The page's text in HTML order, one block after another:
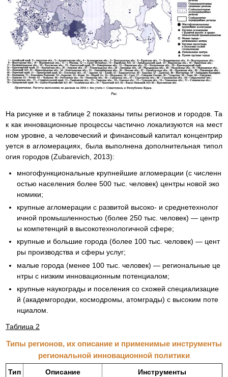
На рисунке и в таблице 2 показаны типы регионов и городов. Та
к как инновационные процессы частично локализуются на мест
ном уровне, а человеческий и финансовый капитал концентрир
уется в агломерациях, была выполнена дополнительная типол
огия городов (Zubarevich, 2013):
многофункциональные крупнейшие агломерации (с численн
остью населения более 500 тыс. человек) центры новой эко
номики;
крупные агломерации с развитой высоко- и среднетехнолог
ичной промышленностью (более 250 тыс. человек) — центр
ы компетенций в высокотехнологичной сфере;
крупные и большие города (более 100 тыс. человек) — цент
ры производства и сферы услуг;
малые города (менее 100 тыс. человек) — региональные це
нтры с низким инновационным потенциалом;
крупные наукограды и поселения со схожей специализацие
й (академгородки, космодромы, атомграды) с высоким поте
нциалом.
Таблица 2
Типы регионов, их описание и применимые инструменты
региональной инновационной политики
Тип Описание Инструменты